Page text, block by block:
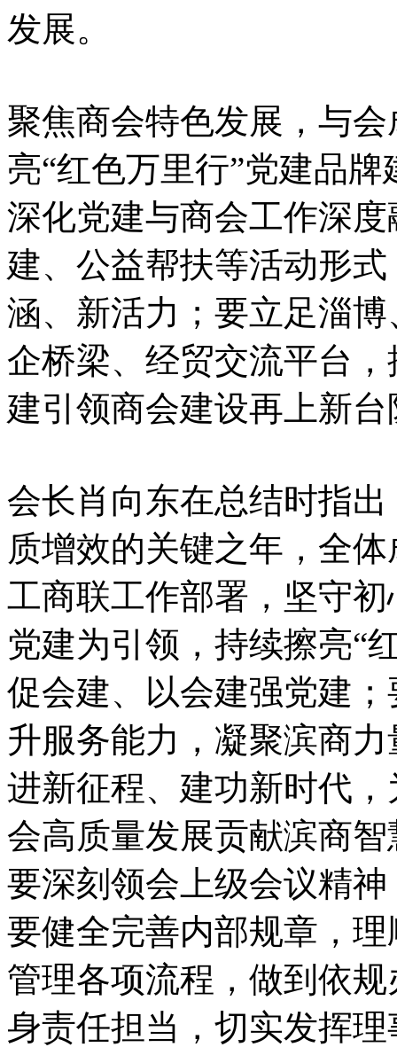
发展。
聚焦商会特色发展，与
亮“红色万里行”党建品
深化党建与商会工作深
建、公益帮扶等活动形
涵、新活力；要立足淄
企桥梁、经贸交流平台
建引领商会建设再上新台
会长肖向东在总结时指
质增效的关键之年，全
工商联工作部署，坚守
党建为引领，持续擦亮“
促会建、以会建强党建
升服务能力，凝聚滨商
进新征程、建功新时代
会高质量发展贡献滨商
要深刻领会上级会议精
要健全完善内部规章，
管理各项流程，做到依
身责任担当，切实发挥